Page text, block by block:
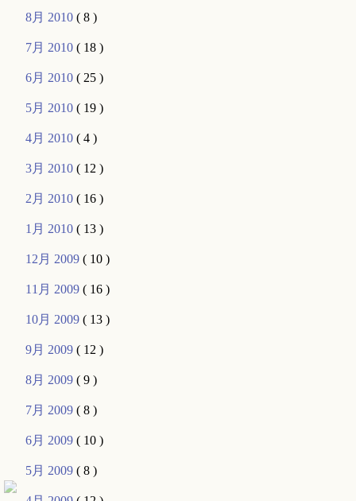
8月 2010( 8 )
7月 2010( 18 )
6月 2010( 25 )
5月 2010( 19 )
4月 2010( 4 )
3月 2010( 12 )
2月 2010( 16 )
1月 2010( 13 )
12月 2009( 10 )
11月 2009( 16 )
10月 2009( 13 )
9月 2009( 12 )
8月 2009( 9 )
7月 2009( 8 )
6月 2009( 10 )
5月 2009( 8 )